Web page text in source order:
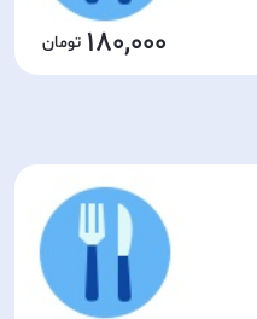
180,000